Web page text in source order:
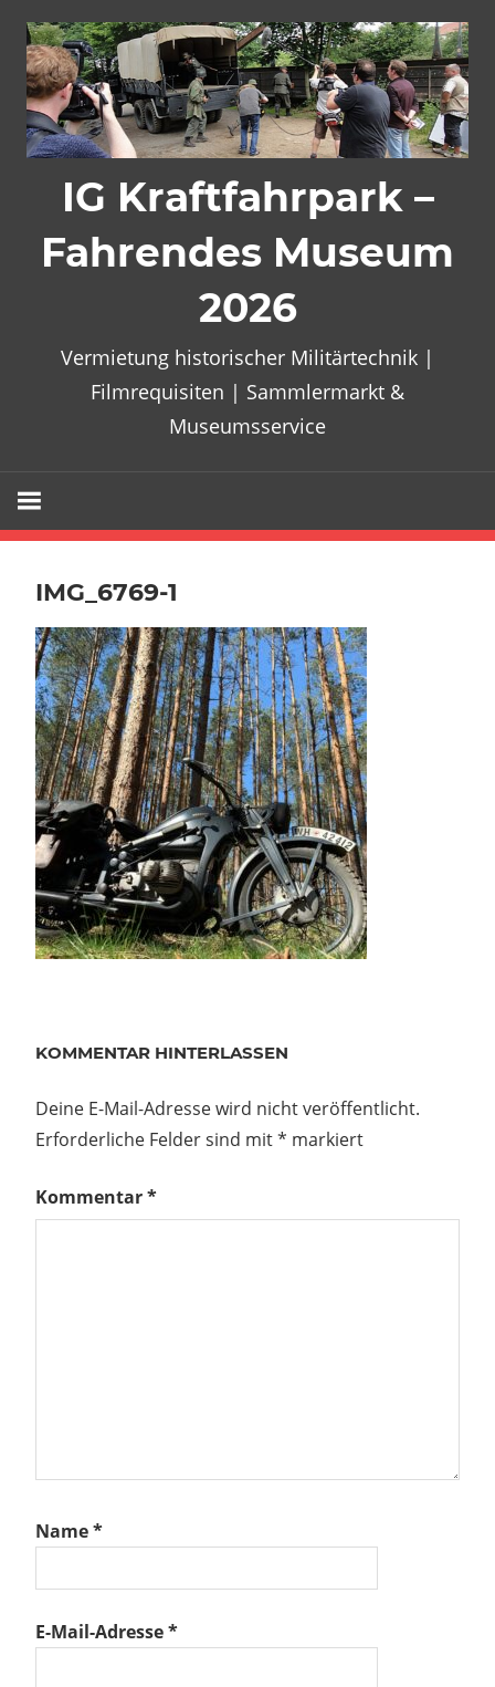
Inhalt
springen
IG Kraftfahrpark –
Fahrendes Museum
2026
Vermietung historischer Militärtechnik |
Filmrequisiten | Sammlermarkt &
Museumsservice
IMG_6769-1
KOMMENTAR HINTERLASSEN
Deine E-Mail-Adresse wird nicht veröffentlicht.
Erforderliche Felder sind mit* markiert
Kommentar*
Name*
E-Mail-Adresse*